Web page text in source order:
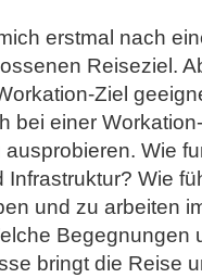
erstmal nach
Reiseziel.
Ziel
bei einer
ausprobieren. Wie
Infrastruktur? Wie
und zu arbeiten
Begegnungen
bringt die Reise